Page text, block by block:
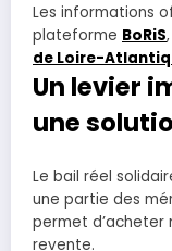
Les informations
plateforme BoRiS
de Loire-
Un levier
une
Le bail réel
une partie des
permet d’acheter
revente.